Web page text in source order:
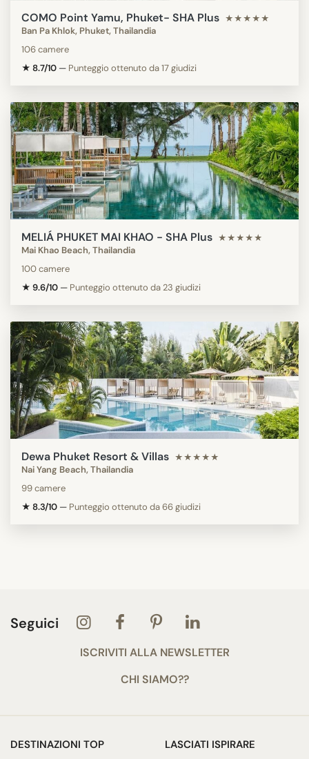
COMO Point Yamu, Phuket- SHA Plus ★★★★★
Ban Pa Khlok, Phuket, Thailandia
106 camere
★ 8.7/10 — Punteggio ottenuto da 17 giudizi
MELIÁ PHUKET MAI KHAO - SHA Plus ★★★★★
Mai Khao Beach, Thailandia
100 camere
★ 9.6/10 — Punteggio ottenuto da 23 giudizi
Dewa Phuket Resort & Villas ★★★★★
Nai Yang Beach, Thailandia
99 camere
★ 8.3/10 — Punteggio ottenuto da 66 giudizi
Seguici
ISCRIVITI ALLA NEWSLETTER
CHI SIAMO??
DESTINAZIONI TOP
LASCIATI ISPIRARE